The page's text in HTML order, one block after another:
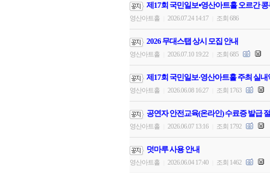
제17회 국민일보⦁영산아트홀 오르간
영산아트홀 2026.07.24 14:17 조회 686
2026 무대스탭 상시 모집 안내
영산아트홀 2026.07.10 19:22 조회 685
제17회 국민일보·영산아트홀 주최 실
영산아트홀 2026.06.08 16:27 조회 1763
공연자 안전교육(온라인) 수료증 발급
영산아트홀 2026.06.07 13:16 조회 1792
덧마루 사용 안내
영산아트홀 2026.06.04 17:40 조회 1462